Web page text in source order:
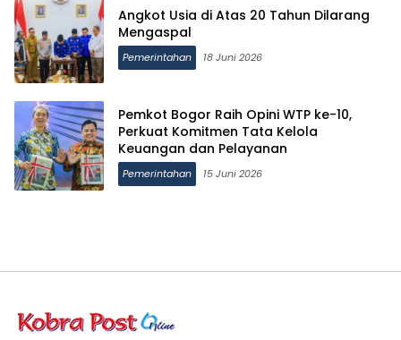
Angkot Usia di Atas 20 Tahun Dilarang
Mengaspal
Pemerintahan 18 Juni 2026
Pemkot Bogor Raih Opini WTP ke-10,
Perkuat Komitmen Tata Kelola
Keuangan dan Pelayanan
Pemerintahan 15 Juni 2026